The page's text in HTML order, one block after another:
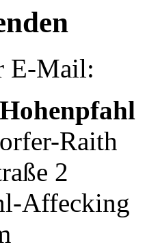
E-Mail:
Raith
2
Affecking